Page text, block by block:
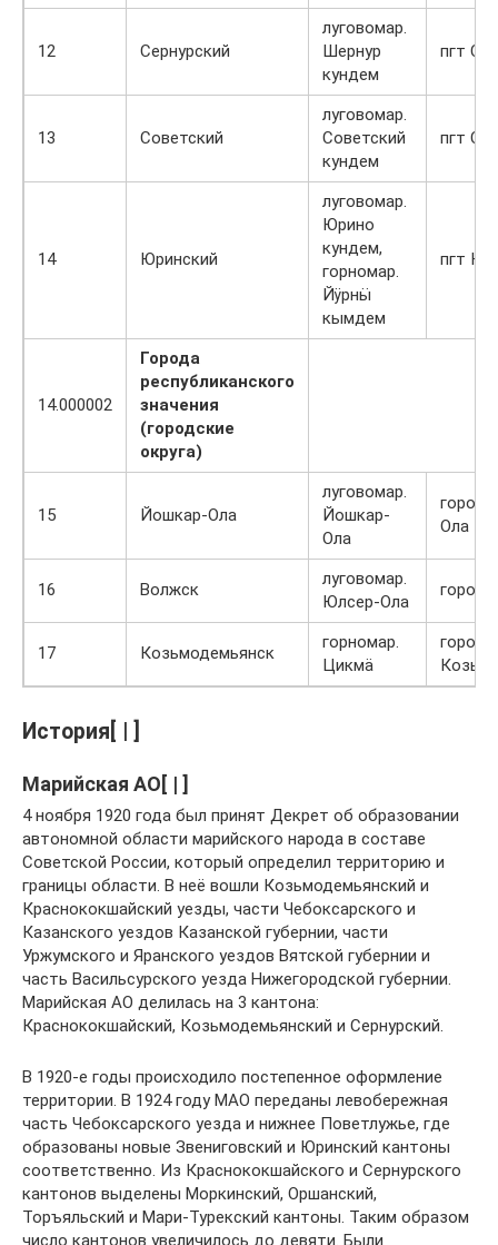
12 Сернурский
луговомар.
Шернур
кундем
пгт
13 Советский
луговомар.
Советский
кундем
пгт
14 Юринский
луговомар.
Юрино
кундем,
горномар.
Йӱрнӹ
кымдем
пгт
14.000002
Города
республиканского
значения
(городские
округа)
15 Йошкар-Ола
луговомар.
Йошкар-
Ола
город
Ола
16 Волжск
луговомар.
Юлсер-Ола
город
17 Козьмодемьянск
горномар.
Цикмӓ
город
История[ | ]
Марийская АО[ | ]
4 ноября 1920 года был принят Декрет об образовании
автономной области марийского народа в составе
Советской России, который определил территорию и
границы области. В неё вошли Козьмодемьянский и
Краснококшайский уезды, части Чебоксарского и
Казанского уездов Казанской губернии, части
Уржумского и Яранского уездов Вятской губернии и
часть Васильсурского уезда Нижегородской губернии.
Марийская АО делилась на 3 кантона:
Краснококшайский, Козьмодемьянский и Сернурский.
В 1920-е годы происходило постепенное оформление
территории. В 1924 году МАО переданы левобережная
часть Чебоксарского уезда и нижнее Поветлужье, где
образованы новые Звениговский и Юринский кантоны
соответственно. Из Краснококшайского и Сернурского
кантонов выделены Моркинский, Оршанский,
Торъяльский и Мари-Турекский кантоны. Таким образом
число кантонов увеличилось до девяти. Были